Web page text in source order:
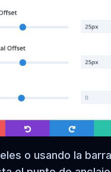
o usando la barra